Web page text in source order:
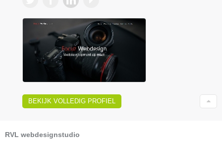
BEKIJK VOLLEDIG PROFIEL
RVL webdesignstudio